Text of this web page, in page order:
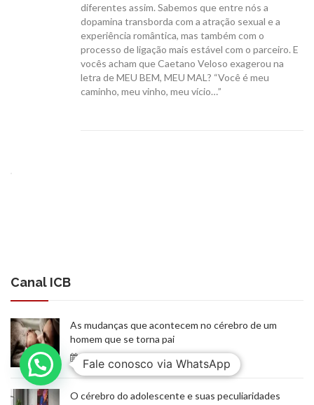
diferentes assim. Sabemos que entre nós a
dopamina transborda com a atração sexual e a
experiência romântica, mas também com o
processo de ligação mais estável com o parceiro. E
vocês acham que Caetano Veloso exagerou na
letra de MEU BEM, MEU MAL? “Você é meu
caminho, meu vinho, meu vício…”
Canal ICB
As mudanças que acontecem no cérebro de um
homem que se torna pai
7 de agosto de 2026
O cérebro do adolescente e suas peculiaridades
Fale conosco via WhatsApp